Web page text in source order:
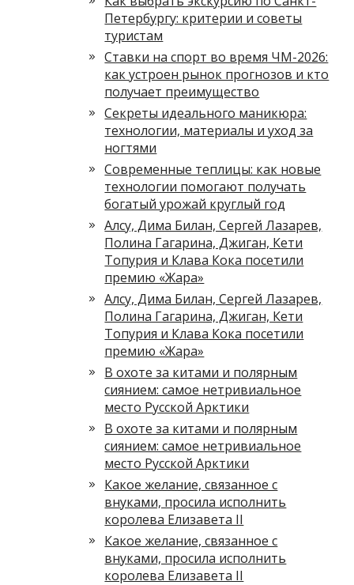
Петербургу: критерии и советы
туристам
Ставки на спорт во время ЧМ-2026:
как устроен рынок прогнозов и кто
получает преимущество
Секреты идеального маникюра:
технологии, материалы и уход за
ногтями
Современные теплицы: как новые
технологии помогают получать
богатый урожай круглый год
Алсу, Дима Билан, Сергей Лазарев,
Полина Гагарина, Джиган, Кети
Топурия и Клава Кока посетили
премию «Жара»
Алсу, Дима Билан, Сергей Лазарев,
Полина Гагарина, Джиган, Кети
Топурия и Клава Кока посетили
премию «Жара»
В охоте за китами и полярным
сиянием: самое нетривиальное
место Русской Арктики
В охоте за китами и полярным
сиянием: самое нетривиальное
место Русской Арктики
Какое желание, связанное с
внуками, просила исполнить
королева Елизавета II
Какое желание, связанное с
внуками, просила исполнить
королева Елизавета II